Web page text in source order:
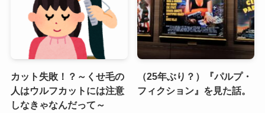
カット失敗！？～くせ毛の
人はウルフカットには注意
しなきゃなんだって～
（25年ぶり？）『パルプ・
フィクション』を見た話。